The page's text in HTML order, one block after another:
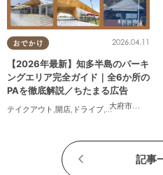
おでかけ
大府市阿久比
2026.04.11
【2026年最新】知多半島のパーキ
ングエリア完全ガイド｜全6か所の
PAを徹底解説／ちたまる広告
テイクアウト ,開店, ドライブ,観光, ちたまる
記事